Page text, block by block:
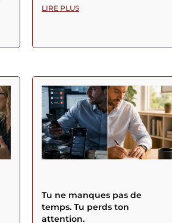
LIRE PLUS
Tu ne manques pas de
temps. Tu perds ton
attention.